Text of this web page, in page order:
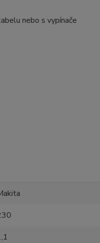
nebo s vypínače